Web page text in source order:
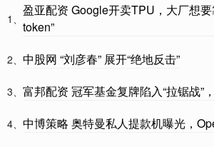
1、
盈亚配资 Google开卖TPU，大厂想
token”
2、 中股网 “刘彦春” 展开“绝地反击”
3、 富邦配资 冠军基金复牌陷入“拉锯战”
4、 中博策略 奥特曼私人提款机曝光，